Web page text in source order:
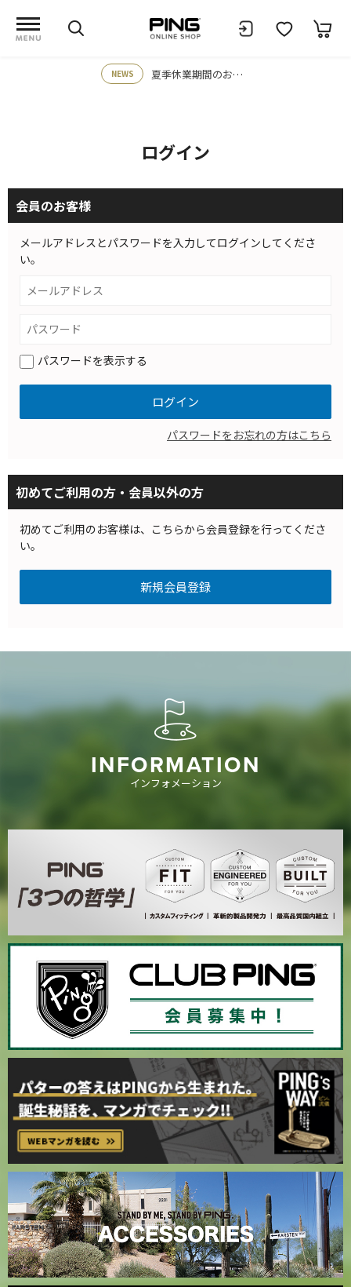
NEWS 夏季休業期間のお知らせ
ログイン
会員のお客様
メールアドレスとパスワードを入力してログインしてくださ
い。
パスワードを表示する
パスワードをお忘れの方はこちら
初めてご利用の方・会員以外の方
初めてご利用のお客様は、こちらから会員登録を行ってくださ
い。
INFORMATION
インフォメーション